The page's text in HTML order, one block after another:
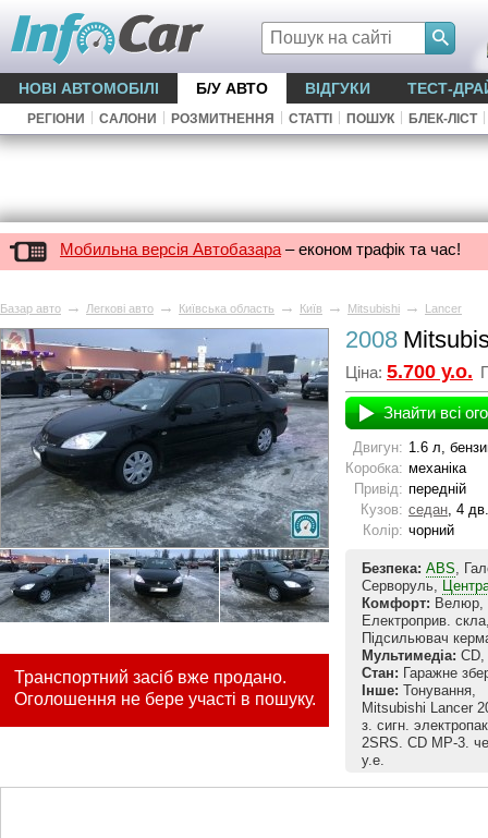
НОВІ АВТОМОБІЛІ Б/У АВТО ВІДГУКИ ТЕСТ-
РЕГІОНИ САЛОНИ РОЗМИТНЕННЯ СТАТТІ ПОШУК БЛЕК-ЛІСТ
Мобильна версія Автобазара – економ трафік та час!
Базар авто → Легкові авто → Київська область → Київ → Mitsubishi → Lancer
Транспортний засіб вже продано.
Оголошення не бере участі в пошуку.
2008
Ціна: 5.700 у.о.
Знайти всі
Двигун: 1.6 л,
Коробка: механіка
Привід: передній
Кузов: седан, 4
Колір: чорний
Безпека: ABS,
Серворуль,
Комфорт: Велюр,
Електроприв.
Підсильювач
Мультимедіа: CD,
Стан: Гаражне
Інше: Тонування,
Mitsubishi Lancer
з. сигн.
2SRS. CD MP-3.
у.е.